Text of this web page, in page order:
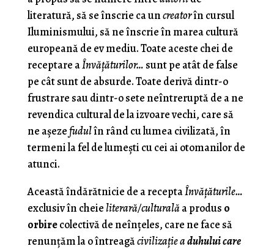
literatură, să se înscrie ca uncreatorîn cursul
Iluminismului, să ne înscrie în marea cultură
europeană de ev mediu. Toate aceste chei de
receptare aÎnvăţăturilor… sunt pe atât de false
pe cât sunt de absurde. Toate derivă dintr-o
frustrare sau dintr-o sete neîntreruptă de a ne
revendica cultural de la izvoare vechi, care să
ne aşezefudulîn rând cu lumea civilizată, în
termeni la fel de lumeşti cu cei ai otomanilor de
atunci.
Această îndărătnicie de a receptaÎnvăţăturile…
exclusiv în cheie literară/culturală a produs o
orbirecolectivă de neînţeles, care ne face să
renunţăm la o întreagăcivilizaţie aduhului care